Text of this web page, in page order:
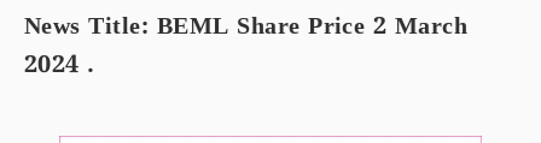
News Title: BEML Share Price 2 March
2024 .